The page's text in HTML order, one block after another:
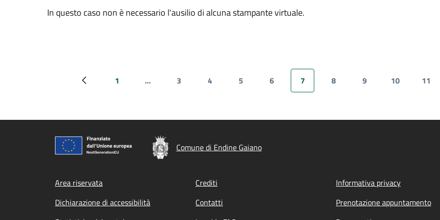
In questo caso non è necessario l'ausilio di alcuna stampante virtuale.
Pagina precedente
Prima pagina
1 …
Pagina
3
Pagina
4
Pagina
5
Pagina
6
Pagina attuale
7
Pagina
8
Pagina
9
Pagina
10 11
Comune di Endine Gaiano
Footer menu
Area riservata Crediti Informativa privacy
Dichiarazione di accessibilità
Contatti Prenotazione appuntamento